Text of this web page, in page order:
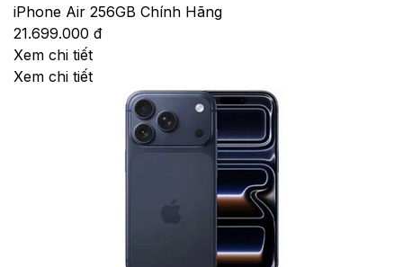
iPhone Air 256GB Chính Hãng
21.699.000 đ
Xem chi tiết
Xem chi tiết